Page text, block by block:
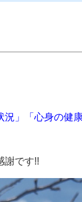
況」「心身の健
謝です!!